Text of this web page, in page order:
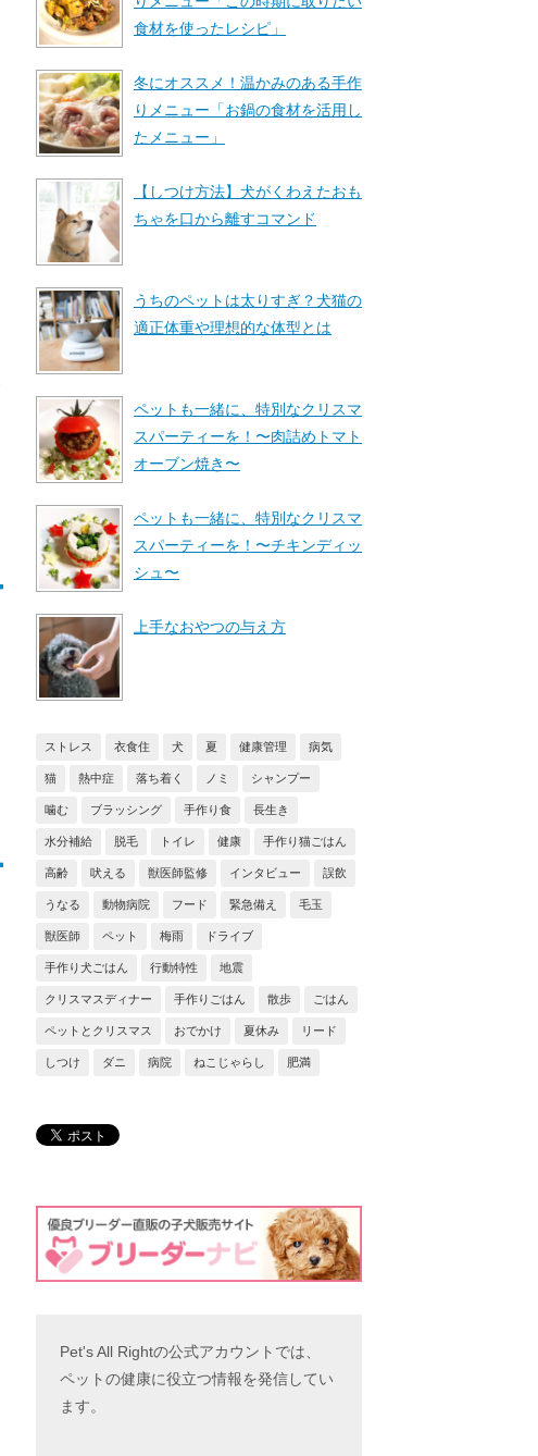
食材を使ったレシピ」
冬にオススメ！温かみのある手作
りメニュー「お鍋の食材を活用し
たメニュー」
【しつけ方法】犬がくわえたおも
ちゃを口から離すコマンド
うちのペットは太りすぎ？犬猫の
適正体重や理想的な体型とは
ペットも一緒に、特別なクリスマ
スパーティーを！〜肉詰めトマト
オーブン焼き〜
ペットも一緒に、特別なクリスマ
スパーティーを！〜チキンディッ
シュ〜
上手なおやつの与え方
ストレス 衣食住 犬 夏 健康管理 病気
猫 熱中症 落ち着く ノミ シャンプー
噛む ブラッシング 手作り食 長生き
水分補給 脱毛 トイレ 健康 手作り猫ごはん
高齢 吠える 獣医師監修 インタビュー 誤飲
うなる 動物病院 フード 緊急備え 毛玉
獣医師 ペット 梅雨 ドライブ
手作り犬ごはん 行動特性 地震
クリスマスディナー 手作りごはん 散歩 ごはん
ペットとクリスマス おでかけ 夏休み リード
しつけ ダニ 病院 ねこじゃらし 肥満
Pet's All Rightの公式アカウントでは、
ペットの健康に役立つ情報を発信してい
ます。